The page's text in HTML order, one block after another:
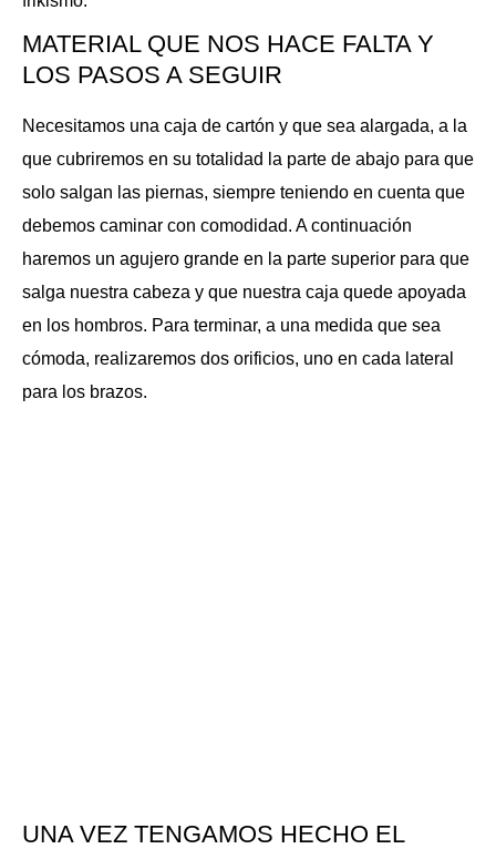
MATERIAL QUE NOS HACE FALTA Y
LOS PASOS A SEGUIR
Necesitamos una caja de cartón y que sea alargada, a la
que cubriremos en su totalidad la parte de abajo para que
solo salgan las piernas, siempre teniendo en cuenta que
debemos caminar con comodidad. A continuación
haremos un agujero grande en la parte superior para que
salga nuestra cabeza y que nuestra caja quede apoyada
en los hombros. Para terminar, a una medida que sea
cómoda, realizaremos dos orificios, uno en cada lateral
para los brazos.
UNA VEZ TENGAMOS HECHO EL